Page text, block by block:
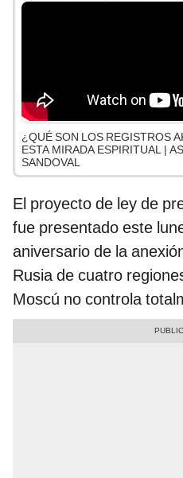
¿QUÉ SON LOS REGISTROS
ESTA MIRADA ESPIRITUAL |
SANDOVAL
El proyecto de ley de
fue presentado este
aniversario de la
Rusia de cuatro
Moscú no controla